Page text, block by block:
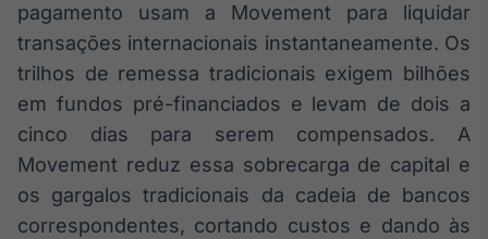
pagamento usam a Movement para liquidar
transações internacionais instantaneamente. Os
trilhos de remessa tradicionais exigem bilhões
em fundos pré-financiados e levam de dois a
cinco dias para serem compensados. A
Movement reduz essa sobrecarga de capital e
os gargalos tradicionais da cadeia de bancos
correspondentes, cortando custos e dando às